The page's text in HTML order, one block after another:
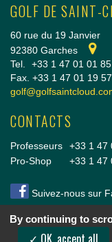
GOLF DE SAINT-
60 rue du 19 Janvier
92380 Garches
Tel.
+33 1 47 01 01 85
Fax. +33 1 47 01 19 57
CONTACTS
Professeurs
+33 1 47
Pro-Shop
+33 1 47
Suivez-nous sur
Copyright © 2014 Golf de
& crédits |Cookies|
By continuing to
OK, accept all